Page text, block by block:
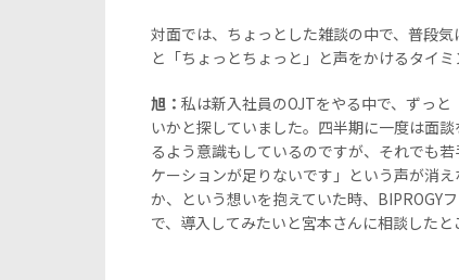
対面では、ちょっとした雑談の中で、普段
と「ちょっとちょっと」と声をかけるタイ
旭： 私は新入社員のOJTをやる中で、ずっ
いかと探していました。四半期に一度は面
るよう意識もしているのですが、それでも
ケーションが足りないです」という声が消
か、という想いを抱えていた時、BIPROGY
で、導入してみたいと宮本さんに相談した